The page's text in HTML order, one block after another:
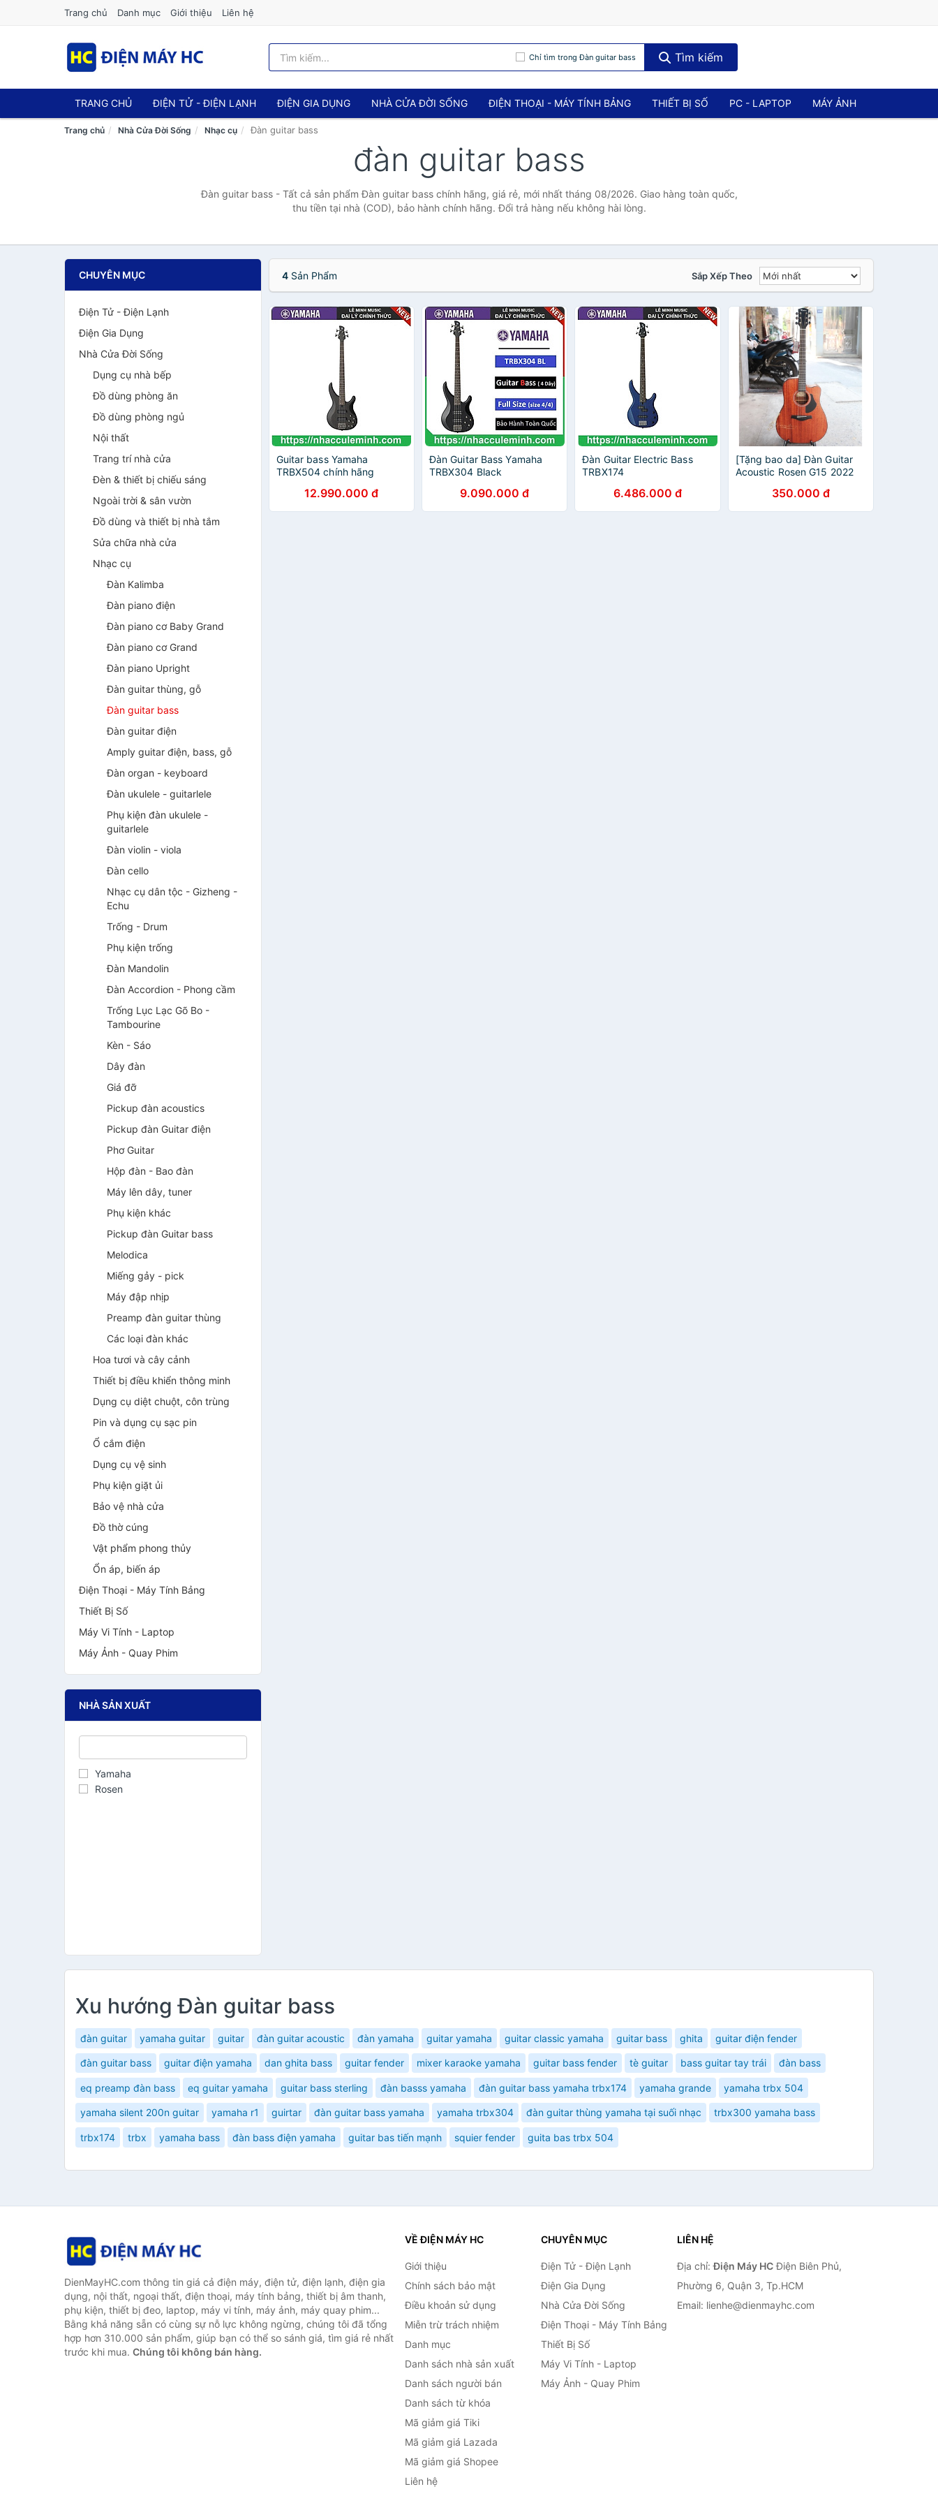
Trang chủ Danh mục Giới thiệu Liên hệ
Chỉ tìm trong Đàn guitar bass Tìm kiếm
TRANG CHỦ ĐIỆN TỬ - ĐIỆN LẠNH ĐIỆN GIA DỤNG NHÀ CỬA ĐỜI SỐNG ĐIỆN THOẠI - MÁY TÍNH BẢNG THIẾT BỊ SỐ PC - LAPTOP MÁY ẢNH
Trang chủ Nhà Cửa Đời Sống Nhạc cụ Đàn guitar bass
đàn guitar bass
Đàn guitar bass - Tất cả sản phẩm Đàn guitar bass chính hãng, giá rẻ, mới nhất tháng 08/2026. Giao hàng toàn quốc,
thu tiền tại nhà (COD), bảo hành chính hãng. Đổi trả hàng nếu không hài lòng.
CHUYÊN MỤC
Điện Tử - Điện Lạnh
Điện Gia Dụng
Nhà Cửa Đời Sống
Dụng cụ nhà bếp
Đồ dùng phòng ăn
Đồ dùng phòng ngủ
Nội thất
Trang trí nhà cửa
Đèn & thiết bị chiếu sáng
Ngoài trời & sân vườn
Đồ dùng và thiết bị nhà tắm
Sửa chữa nhà cửa
Nhạc cụ
Đàn Kalimba
Đàn piano điện
Đàn piano cơ Baby Grand
Đàn piano cơ Grand
Đàn piano Upright
Đàn guitar thùng, gỗ
Đàn guitar bass
Đàn guitar điện
Amply guitar điện, bass, gỗ
Đàn organ - keyboard
Đàn ukulele - guitarlele
Phụ kiện đàn ukulele -
guitarlele
Đàn violin - viola
Đàn cello
Nhạc cụ dân tộc - Gizheng -
Echu
Trống - Drum
Phụ kiện trống
Đàn Mandolin
Đàn Accordion - Phong cầm
Trống Lục Lạc Gõ Bo -
Tambourine
Kèn - Sáo
Dây đàn
Giá đỡ
Pickup đàn acoustics
Pickup đàn Guitar điện
Phơ Guitar
Hộp đàn - Bao đàn
Máy lên dây, tuner
Phụ kiện khác
Pickup đàn Guitar bass
Melodica
Miếng gảy - pick
Máy đập nhịp
Preamp đàn guitar thùng
Các loại đàn khác
Hoa tươi và cây cảnh
Thiết bị điều khiển thông minh
Dụng cụ diệt chuột, côn trùng
Pin và dụng cụ sạc pin
Ổ cắm điện
Dụng cụ vệ sinh
Phụ kiện giặt ủi
Bảo vệ nhà cửa
Đồ thờ cúng
Vật phẩm phong thủy
Ổn áp, biến áp
Điện Thoại - Máy Tính Bảng
Thiết Bị Số
Máy Vi Tính - Laptop
Máy Ảnh - Quay Phim
NHÀ SẢN XUẤT
Yamaha
Rosen
4Sản Phẩm Sắp Xếp Theo
Guitar bass Yamaha
TRBX504 chính hãng
12.990.000 đ
Đàn Guitar Bass Yamaha
TRBX304 Black
9.090.000 đ
Đàn Guitar Electric Bass
TRBX174
6.486.000 đ
[Tặng bao da] Đàn Guitar
Acoustic Rosen G15 2022
nâng cấp của rosen g11
g13
350.000 đ
Xu hướng Đàn guitar bass
đàn guitar yamaha guitar guitar đàn guitar acoustic đàn yamaha guitar yamaha guitar classic yamaha guitar bass ghita guitar điện fender
đàn guitar bass guitar điện yamaha dan ghita bass guitar fender mixer karaoke yamaha guitar bass fender tè guitar bass guitar tay trái đàn bass
eq preamp đàn bass eq guitar yamaha guitar bass sterling đàn basss yamaha đàn guitar bass yamaha trbx174 yamaha grande yamaha trbx 504
yamaha silent 200n guitar yamaha r1 guirtar đàn guitar bass yamaha yamaha trbx304 đàn guitar thùng yamaha tại suối nhạc trbx300 yamaha bass
trbx174 trbx yamaha bass đàn bass điện yamaha guitar bas tiến mạnh squier fender guita bas trbx 504
DienMayHC.com thông tin giá cả điện máy, điện tử, điện lạnh, điện gia
dụng, nội thất, ngoại thất, điện thoại, máy tính bảng, thiết bị âm thanh,
phụ kiện, thiết bị đeo, laptop, máy vi tính, máy ảnh, máy quay phim...
Bằng khả năng sẵn có cùng sự nỗ lực không ngừng, chúng tôi đã tổng
hợp hơn 310.000 sản phẩm, giúp bạn có thể so sánh giá, tìm giá rẻ nhất
trước khi mua. Chúng tôi không bán hàng.
VỀ ĐIỆN MÁY HC
Giới thiệu
Chính sách bảo mật
Điều khoản sử dụng
Miễn trừ trách nhiệm
Danh mục
Danh sách nhà sản xuất
Danh sách người bán
Danh sách từ khóa
Mã giảm giá Tiki
Mã giảm giá Lazada
Mã giảm giá Shopee
Liên hệ
CHUYÊN MỤC
Điện Tử - Điện Lạnh
Điện Gia Dụng
Nhà Cửa Đời Sống
Điện Thoại - Máy Tính Bảng
Thiết Bị Số
Máy Vi Tính - Laptop
Máy Ảnh - Quay Phim
LIÊN HỆ
Địa chỉ:Điện Máy HCĐiện Biên Phủ,
Phường 6, Quận 3, Tp.HCM
Email: lienhe@dienmayhc.com